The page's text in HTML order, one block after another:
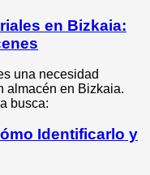
en Bizkaia:
una necesidad
almacén en Bizkaia.
busca:
Identificarlo y